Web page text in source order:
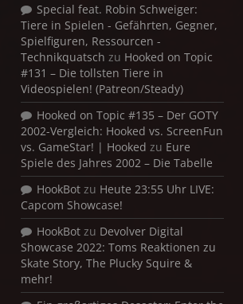
Special feat. Robin Schweiger:
Tiere in Spielen - Gefährten, Gegner,
Spielfiguren, Ressourcen -
Technikquatsch zu Hooked on Topic
#131 – Die tollsten Tiere in
Videospielen! (Patreon/Steady)
Hooked on Topic #135 – Der GOTY
2002-Vergleich: Hooked vs. ScreenFun
vs. GameStar! | Hooked zu Eure
Spiele des Jahres 2002 – Die Tabelle
HookBot zu Heute 23:55 Uhr LIVE:
Capcom Showcase!
HookBot zu Devolver Digital
Showcase 2022: Toms Reaktionen zu
Skate Story, The Plucky Squire &
mehr!